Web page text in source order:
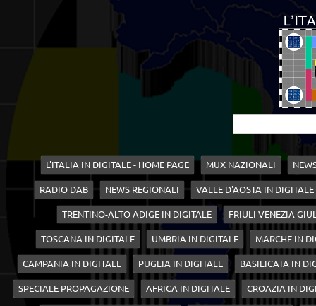
L'ITALIA IN DIGITALE - HOME PAGE MUX NAZIONALI
RADIO DAB NEWS REGIONALI VALLE D'AOSTA IN DIGITALE
TRENTINO-ALTO ADIGE IN DIGITALE FRIULI VENEZIA
TOSCANA IN DIGITALE UMBRIA IN DIGITALE MARCHE IN
CAMPANIA IN DIGITALE PUGLIA IN DIGITALE BASILICATA IN
SPECIALE PROPAGAZIONE AFRICA IN DIGITALE CROAZIA IN